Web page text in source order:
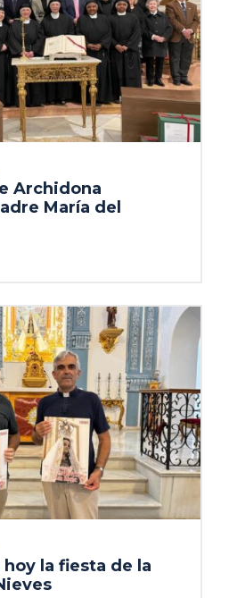
Archidona
María del
la fiesta de la